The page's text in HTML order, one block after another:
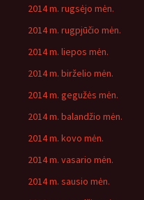
2014 m. rugsėjo mėn.
2014 m. rugpjūčio mėn.
2014 m. liepos mėn.
2014 m. birželio mėn.
2014 m. gegužės mėn.
2014 m. balandžio mėn.
2014 m. kovo mėn.
2014 m. vasario mėn.
2014 m. sausio mėn.